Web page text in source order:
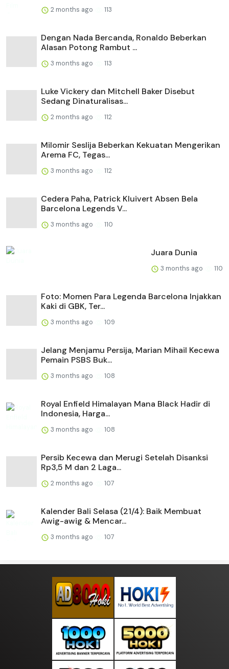
2 months ago 113
Dengan Nada Bercanda, Ronaldo Beberkan
Alasan Potong Rambut ...
3 months ago 113
Luke Vickery dan Mitchell Baker Disebut
Sedang Dinaturalisas...
2 months ago 112
Milomir Seslija Beberkan Kekuatan Mengerikan
Arema FC, Tegas...
3 months ago 112
Cedera Paha, Patrick Kluivert Absen Bela
Barcelona Legends V...
3 months ago 110
Juara Dunia
3 months ago 110
Foto: Momen Para Legenda Barcelona Injakkan
Kaki di GBK, Ter...
3 months ago 109
Jelang Menjamu Persija, Marian Mihail Kecewa
Pemain PSBS Buk...
3 months ago 108
Royal Enfield Himalayan Mana Black Hadir di
Indonesia, Harga...
3 months ago 108
Persib Kecewa dan Merugi Setelah Disanksi
Rp3,5 M dan 2 Laga...
2 months ago 107
Kalender Bali Selasa (21/4): Baik Membuat
Awig-awig & Mencar...
3 months ago 107